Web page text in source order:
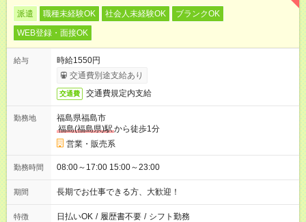
派遣 職種未経験OK 社会人未経験OK
ブランクOK
WEB登録・面接OK
給与
時給1550円
交通費別途支給あり
交通費 交通費規定内支給
勤務地
福島県福島市
福島(福島県)駅から徒歩1分
営業・販売系
勤務時間 08:00～17:00 15:00～23:00
期間 長期でお仕事できる方、大歓迎！
特徴 日払いOK / 履歴書不要 / シフト勤務